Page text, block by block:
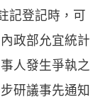
記登記時，可
政部允宜統計
人發生爭執之
研議事先通知